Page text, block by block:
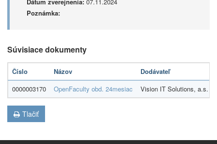
Poznámka:
Súvisiace dokumenty
Číslo Názov Dodávateľ
0000003170
OpenFaculty obd. 24mesiac Vision IT Solutions, a.s.
Tlačiť